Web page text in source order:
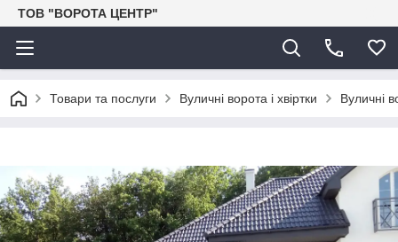
ТОВ "ВОРОТА ЦЕНТР"
Товари та послуги Вуличні ворота і хвіртки Вуличні